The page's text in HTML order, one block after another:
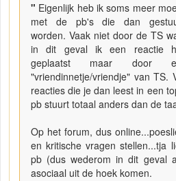
" Eigenlijk heb ik soms meer
met de pb's die dan
worden. Vaak niet door de TS
in dit geval ik een reactie
geplaatst maar door
"vriendinnetje/vriendje" van TS.
reacties die je dan leest in een
pb stuurt totaal anders dan de
Op het forum, dus
en kritische vragen stellen...tja
pb (dus wederom in dit geval
asociaal uit de hoek komen.